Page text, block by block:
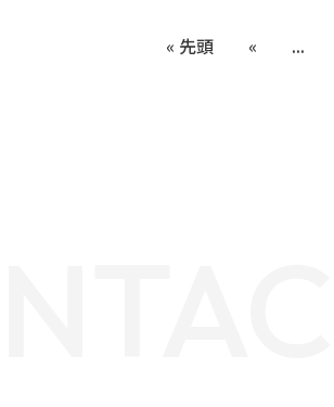
« 先頭 « ...